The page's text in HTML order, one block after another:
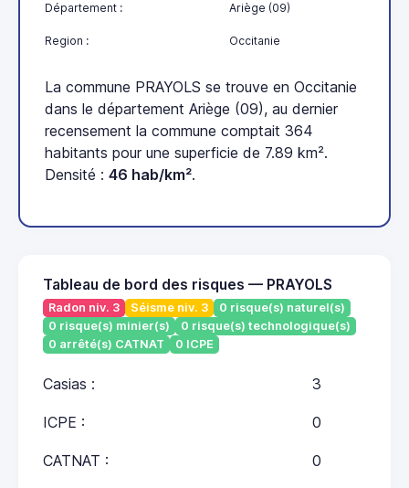
Département : Ariège (09)
Region : Occitanie
La commune PRAYOLS se trouve en Occitanie
dans le département Ariège (09), au dernier
recensement la commune comptait 364
habitants pour une superficie de 7.89 km².
Densité : 46 hab/km².
Tableau de bord des risques — PRAYOLS
Radon niv. 3 Séisme niv. 3
0 risque(s) naturel(s)
0 risque(s) minier(s)
0 risque(s) technologique(s)
0 arrêté(s) CATNAT
0 ICPE
Casias : 3
ICPE : 0
CATNAT : 0